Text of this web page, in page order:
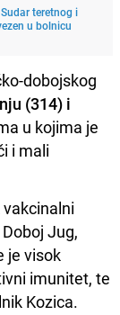
teretnog i
u bolnicu
dobojskog
(314) i
u kojima je
i mali
Jug,
je visok
imunitet, te
Kozica.